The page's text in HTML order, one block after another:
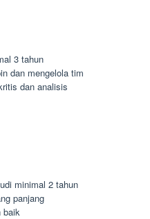
3 tahun
dan mengelola tim
dan analisis
minimal 2 tahun
panjang
baik